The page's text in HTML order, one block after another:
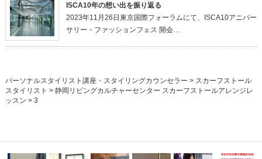
ISCA10年の想い出を振り返る
2023年11月26日東京国際フォーラムにて、ISCA10アニバー
サリー・ファッションフェス 開会…
パーソナルスタイリスト講座・スタイリングカウンセラー > スカーフストール
スタイリスト > 静岡リビングカルチャーセンター スカーフストールアレンジレ
ッスン > 3